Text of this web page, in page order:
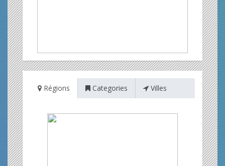
Régions Categories Villes